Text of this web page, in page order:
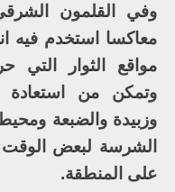
وفي القلمون
معاكسا استخدم فيه
مواقع الثوار التي
وتمكن من استعادة
وزبيدة والضبعة
الشرسة لبعض الوقت
على المنطقة.